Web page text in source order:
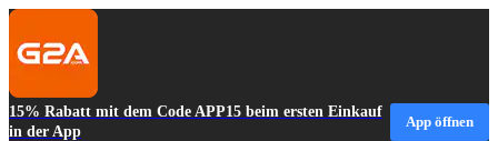
15% Rabatt mit dem Code APP15 beim ersten Einkauf
in der App
App öffnen